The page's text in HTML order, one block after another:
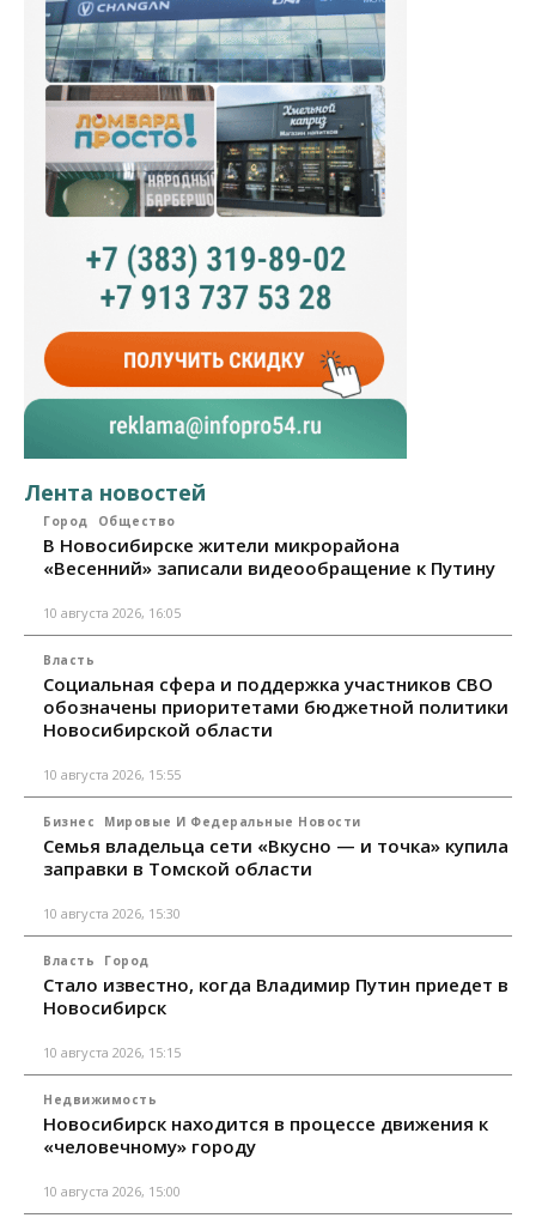
Лента новостей
Город Общество
В Новосибирске жители микрорайона
«Весенний» записали видеообращение к Путину
10 августа 2026, 16:05
Власть
Социальная сфера и поддержка участников СВО
обозначены приоритетами бюджетной политики
Новосибирской области
10 августа 2026, 15:55
Бизнес Мировые И Федеральные Новости
Семья владельца сети «Вкусно — и точка» купила
заправки в Томской области
10 августа 2026, 15:30
Власть Город
Стало известно, когда Владимир Путин приедет в
Новосибирск
10 августа 2026, 15:15
Недвижимость
Новосибирск находится в процессе движения к
«человечному» городу
10 августа 2026, 15:00